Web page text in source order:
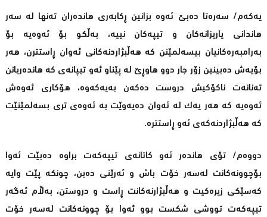
یەکەم/ سەرەتا دەبێ ئەوە بزانین ڕکابەری هاندەران تەنها لە سەر
هاندانی یاریزانەکان و تیپەکان نییە، بەڵکو بۆ ئەوەیە بۆ
بەرامبەرەکانیان بیسەلمێنن کە هەڵبژاردنەکانی ئەوان ڕاستترن، هەر
بۆیەش دەبینین زۆر جار دوو هاوڕێ لە پێناو ئەو تیپانەی کە هاندەریانن
تەنانەت ناکۆکیش دروست دەکەن بەیەکەوە، هۆکاری ئەوەش
ئەوەیە کە هەر یەک لە ئەوان دەیەوێت بە ئەوەی تری بسەلمێنێت
کە هەڵبژاردنەکەی ئەو ڕاستترە.
دووەم/ تۆی هاندەر ئەو کاتانەی تیپەکەت براوە دەبێت ئەوا
بۆچوونەکانت لەسەر خۆت باش و ئەرێنی دەبن، چونکە پێت وایە
کەسێکی زیرەکیت و هەڵبژارنەکانت ڕاست و دروستن، بەڵام ئەگەر
تیپەکەت تووشی شکست بوو ئەوا بۆ چوونەکانت لەسەر خۆت